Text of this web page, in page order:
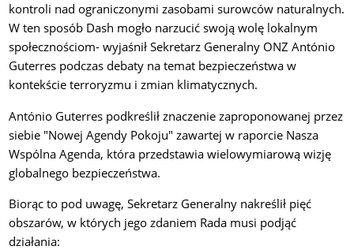
kontroli nad ograniczonymi zasobami surowców naturalnych.
W ten sposób Dash mogło narzucić swoją wolę lokalnym
społecznościom- wyjaśnił Sekretarz Generalny ONZ António
Guterres podczas debaty na temat bezpieczeństwa w
kontekście terroryzmu i zmian klimatycznych.
António Guterres podkreślił znaczenie zaproponowanej przez
siebie "Nowej Agendy Pokoju" zawartej w raporcie Nasza
Wspólna Agenda, która przedstawia wielowymiarową wizję
globalnego bezpieczeństwa.
Biorąc to pod uwagę, Sekretarz Generalny nakreślił pięć
obszarów, w których jego zdaniem Rada musi podjąć
działania: